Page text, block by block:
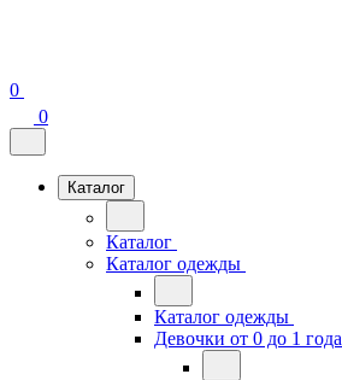
0
0
Каталог
Каталог
Каталог одежды
Каталог одежды
Девочки от 0 до 1 года